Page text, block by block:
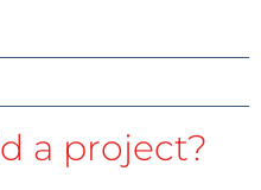
a project?